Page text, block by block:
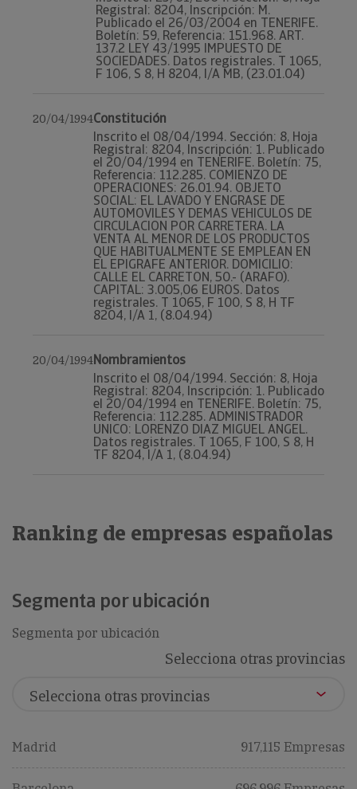
Registral: 8204, Inscripción: M.
Publicado el 26/03/2004 en TENERIFE.
Boletín: 59, Referencia: 151.968. ART.
137.2 LEY 43/1995 IMPUESTO DE
SOCIEDADES. Datos registrales. T 1065,
F 106, S 8, H 8204, I/A MB, (23.01.04)
20/04/1994Constitución
Inscrito el 08/04/1994. Sección: 8, Hoja
Registral: 8204, Inscripción: 1. Publicado
el 20/04/1994 en TENERIFE. Boletín: 75,
Referencia: 112.285. COMIENZO DE
OPERACIONES: 26.01.94. OBJETO
SOCIAL: EL LAVADO Y ENGRASE DE
AUTOMOVILES Y DEMAS VEHICULOS DE
CIRCULACION POR CARRETERA. LA
VENTA AL MENOR DE LOS PRODUCTOS
QUE HABITUALMENTE SE EMPLEAN EN
EL EPIGRAFE ANTERIOR. DOMICILIO:
CALLE EL CARRETON, 50.- (ARAFO).
CAPITAL: 3.005,06 EUROS. Datos
registrales. T 1065, F 100, S 8, H TF
8204, I/A 1, (8.04.94)
20/04/1994Nombramientos
Inscrito el 08/04/1994. Sección: 8, Hoja
Registral: 8204, Inscripción: 1. Publicado
el 20/04/1994 en TENERIFE. Boletín: 75,
Referencia: 112.285. ADMINISTRADOR
UNICO: LORENZO DIAZ MIGUEL ANGEL.
Datos registrales. T 1065, F 100, S 8, H
TF 8204, I/A 1, (8.04.94)
Ranking de empresas españolas
Segmenta por ubicación
Segmenta por ubicación
Selecciona otras provincias
Madrid 917,115 Empresas